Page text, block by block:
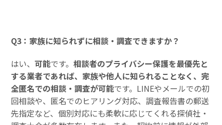
Q3：家族に知られずに相談・調査できますか？
はい、可能です。相談者のプライバシー保護を最優先と
する業者であれば、家族や他人に知られることなく、完
全匿名での相談・調査が可能です。LINEやメールでの初
回相談や、匿名でのヒアリング対応、調査報告書の郵送
先指定など、個別対応にも柔軟に応じてくれる探偵社・